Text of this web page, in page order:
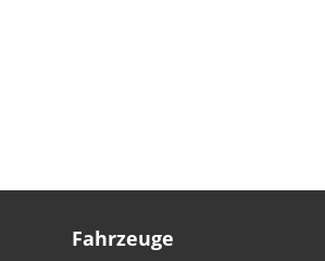
Fahrzeuge